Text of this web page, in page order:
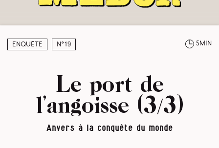
Enquête N°19 5min
Le port de
l’angoisse (3/3)
Anvers à la conquête du monde